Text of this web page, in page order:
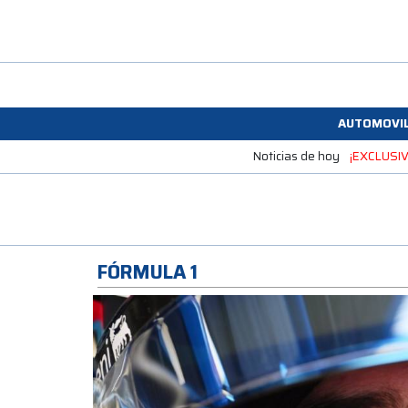
Noticias de hoy
FÓRMULA 1